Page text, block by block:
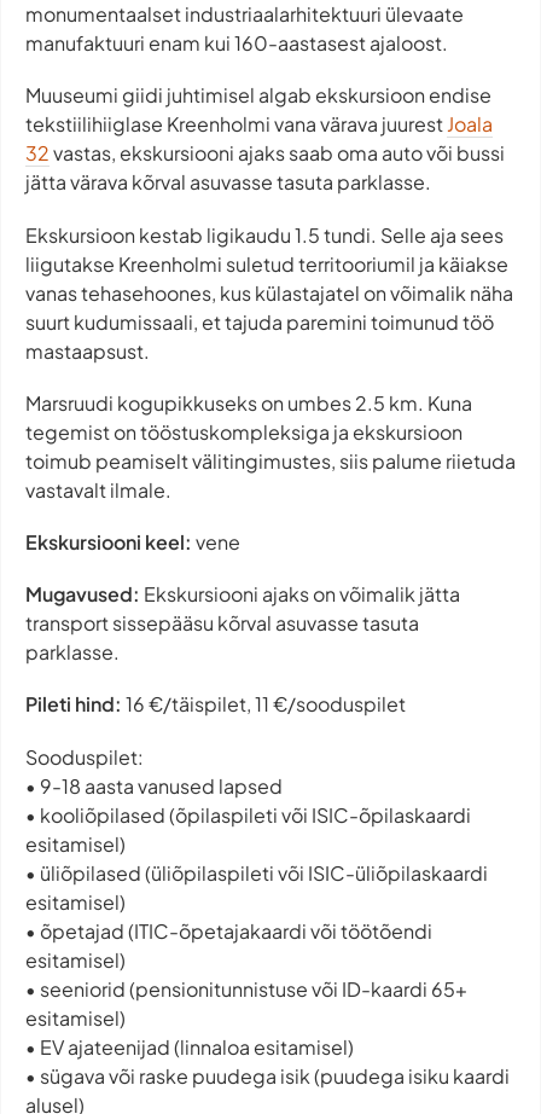
monumentaalset industriaalarhitektuuri ülevaate
manufaktuuri enam kui 160-aastasest ajaloost.
Muuseumi giidi juhtimisel algab ekskursioon endise
tekstiilihiiglase Kreenholmi vana värava juurestJoala
32vastas, ekskursiooni ajaks saab oma auto või bussi
jätta värava kõrval asuvasse tasuta parklasse.
Ekskursioon kestab ligikaudu 1.5 tundi. Selle aja sees
liigutakse Kreenholmi suletud territooriumil ja käiakse
vanas tehasehoones, kus külastajatel on võimalik näha
suurt kudumissaali, et tajuda paremini toimunud töö
mastaapsust.
Marsruudi kogupikkuseks on umbes 2.5 km. Kuna
tegemist on tööstuskompleksiga ja ekskursioon
toimub peamiselt välitingimustes, siis palume riietuda
vastavalt ilmale.
Ekskursiooni keel: vene
Mugavused: Ekskursiooni ajaks on võimalik jätta
transport sissepääsu kõrval asuvasse tasuta
parklasse.
Pileti hind: 16 €/täispilet, 11 €/sooduspilet
Sooduspilet:
• 9-18 aasta vanused lapsed
• kooliõpilased (õpilaspileti või ISIC-õpilaskaardi
esitamisel)
• üliõpilased (üliõpilaspileti või ISIC-üliõpilaskaardi
esitamisel)
• õpetajad (ITIC-õpetajakaardi või töötõendi
esitamisel)
• seeniorid (pensionitunnistuse või ID-kaardi 65+
esitamisel)
• EV ajateenijad (linnaloa esitamisel)
• sügava või raske puudega isik (puudega isiku kaardi
alusel)